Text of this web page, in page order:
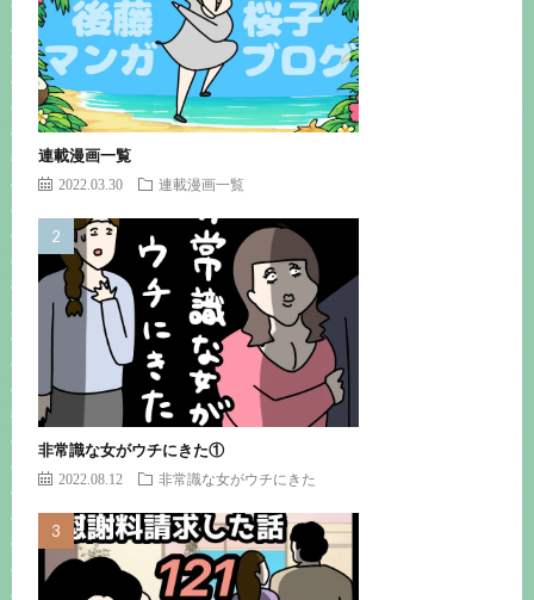
連載漫画一覧
2022.03.30 連載漫画一覧
非常識な女がウチにきた①
2022.08.12 非常識な女がウチにきた